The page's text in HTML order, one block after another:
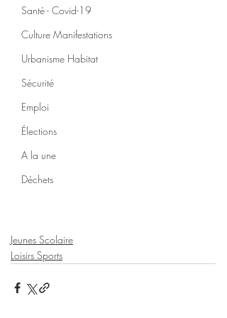
Santé - Covid-19
Culture Manifestations
Urbanisme Habitat
Sécurité
Emploi
Élections
A la une
Déchets
Jeunes Scolaire
Loisirs Sports